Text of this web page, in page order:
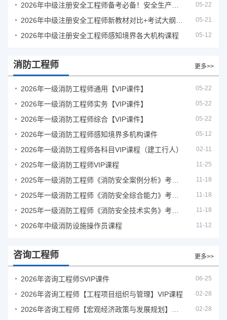
05-22
05-21
2026年中级注册安全工程师感知境界各大机构课程 05-12
消防工程师 更多>>
2026年一级消防工程师通用【VIP课件】 05-22
2026年一级消防工程师实务【VIP课件】 05-22
2026年一级消防工程师综合【VIP课件】 05-22
2026年一级消防工程师感知境界多机构课件 05-12
2026年一级消防工程师各科目VIP课程（建工行人） 02-11
2025年一级消防工程师VIP课程 11-25
11-18
11-18
11-18
2026年中级消防设施操作员课程 11-12
咨询工程师 更多>>
2026年咨询工程师SVIP课件 06-25
2026年咨询工程师【工程项目组织与管理】VIP课程 02-28
02-28